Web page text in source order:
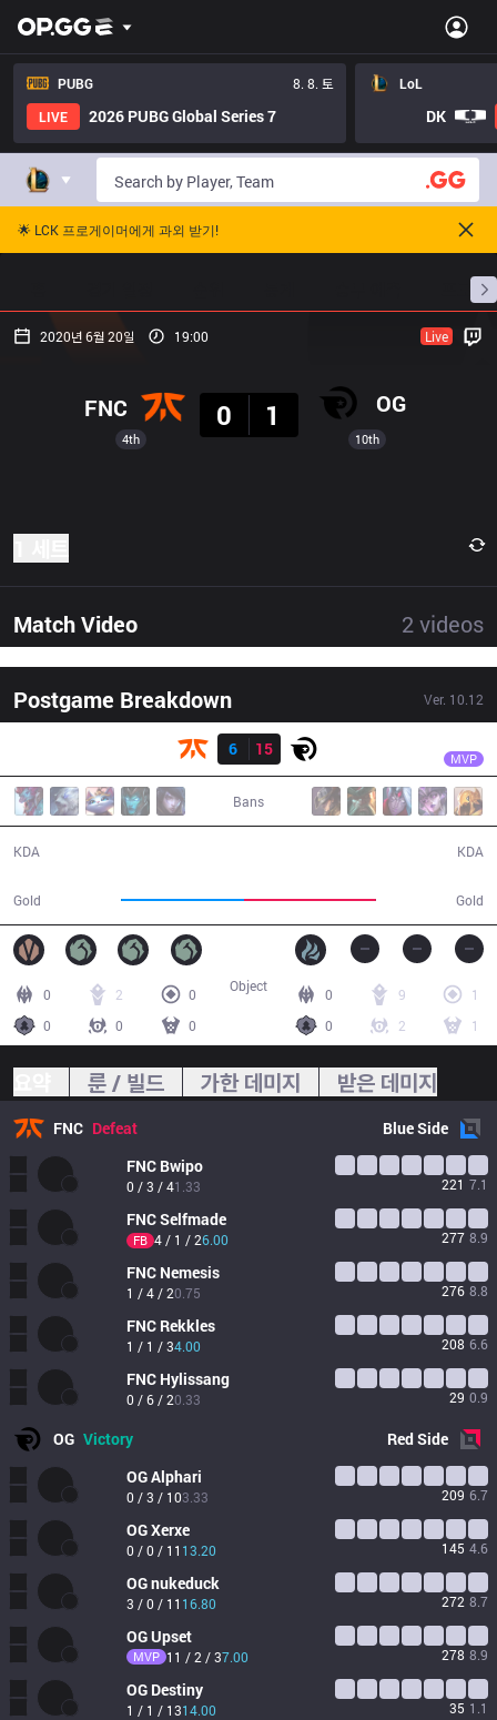
PUBG
8. 8. 토
LIVE
2026 PUBG Global Series 7
LoL
DK
🌟 LCK 프로게이머에게 과외 받기!
프로빌
2020년 6월 20일 19:00 Live
4th
FNC
0
1 OG
10th
Match Video 2 videos
Postgame Breakdown Ver. 10.12
6
15 MVP
Bans
KDA
Gold Gold
KDA
0 2
0
0
0 0
0 9
1
0
2 1
Object
룬 / 빌드 가한 데미지 받은 데미지
FNC Defeat BlueSide
FNC Bwipo
0 / 3 / 41.33 221 7.1
FNCSelfmade
FB 4 / 1 / 26.00 277 8.9
FNC Nemesis
1 / 4 / 20.75 276 8.8
FNC Rekkles
1 / 1 / 34.00 208 6.6
FNC Hylissang
0 / 6 / 20.33 29 0.9
OG Victory RedSide
OGAlphari
0 / 3 / 103.33 209 6.7
OGXerxe
0 / 0 / 11 13.20 145 4.6
OGnukeduck
3 / 0 / 11 16.80 272 8.7
OGUpset
MVP 11 / 2 / 37.00 278 8.9
OG Destiny
1 / 1 / 1314.00 35 1.1